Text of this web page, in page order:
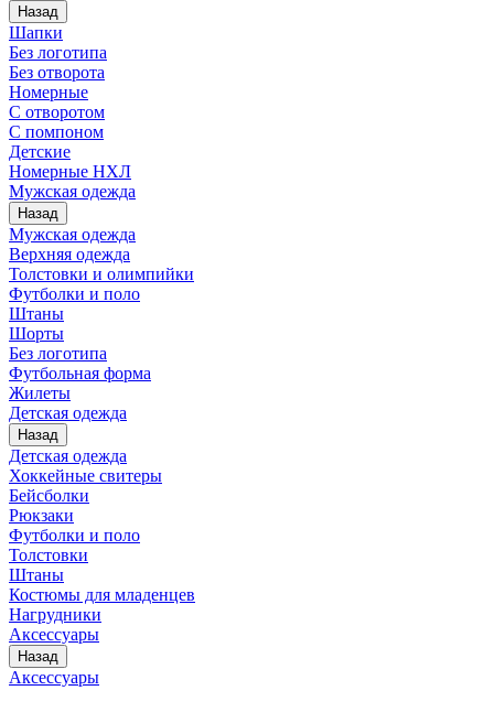
Назад
Шапки
Без логотипа
Без отворота
Номерные
С отворотом
С помпоном
Детские
Номерные НХЛ
Мужская одежда
Назад
Мужская одежда
Верхняя одежда
Толстовки и олимпийки
Футболки и поло
Штаны
Шорты
Без логотипа
Футбольная форма
Жилеты
Детская одежда
Назад
Детская одежда
Хоккейные свитеры
Бейсболки
Рюкзаки
Футболки и поло
Толстовки
Штаны
Костюмы для младенцев
Нагрудники
Аксессуары
Назад
Аксессуары